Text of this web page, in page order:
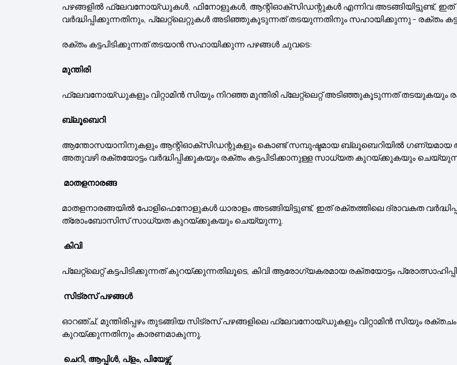
പഴങ്ങളിൽ ഫ്ലേവനോയ്ഡുകൾ, ഫിനോളുകൾ, ആന്റിഓക്‌സിഡന്റുകൾ എന്നിവ അടങ്ങിയിട്ടുണ്ട്, ഇത്
വർദ്ധിപ്പിക്കുന്നതിനും, പ്ലേറ്റ്‌ലെറ്റുകൾ അടിഞ്ഞുകൂടുന്നത് തടയുന്നതിനും സഹായിക്കുന്നു - രക്തം
രക്തം കട്ടപിടിക്കുന്നത് തടയാൻ സഹായിക്കുന്ന പഴങ്ങൾ ചുവടെ:
മുന്തിരി
ഫ്ലേവനോയ്ഡുകളും വിറ്റാമിൻ സിയും നിറഞ്ഞ മുന്തിരി പ്ലേറ്റ്‌ലെറ്റ് അടിഞ്ഞുകൂടുന്നത്
ബ്ലൂബെറി
ആന്തോസയാനിനുകളും ആന്റിഓക്‌സിഡന്റുകളും കൊണ്ട് സമ്പുഷ്ടമായ ബ്ലൂബെറിയിൽ ഗണ്യമായ
അതുവഴി രക്തയോട്ടം വർദ്ധിപ്പിക്കുകയും രക്തം കട്ടപിടിക്കാനുള്ള സാധ്യത കുറയ്ക്കുകയും
മാതളനാരങ്ങ
മാതളനാരങ്ങയിൽ പോളിഫെനോളുകൾ ധാരാളം അടങ്ങിയിട്ടുണ്ട്, ഇത് രക്തത്തിലെ ദ്രാവകത
ത്രോംബോസിസ് സാധ്യത കുറയ്ക്കുകയും ചെയ്യുന്നു.
കിവി
പ്ലേറ്റ്‌ലെറ്റ് കട്ടപിടിക്കുന്നത് കുറയ്ക്കുന്നതിലൂടെ, കിവി ആരോഗ്യകരമായ രക്തയോട്ടം
സിട്രസ് പഴങ്ങൾ
ഓറഞ്ച്, മുന്തിരിപ്പഴം തുടങ്ങിയ സിട്രസ് പഴങ്ങളിലെ ഫ്ലേവനോയ്ഡുകളും വിറ്റാമിൻ സിയും
കുറയ്ക്കുന്നതിനും കാരണമാകുന്നു.
ചെറി, ആപ്പിൾ, പ്ളം, പിയേഴ്സ്